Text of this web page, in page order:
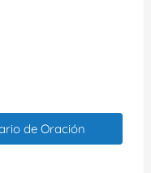
de Oración